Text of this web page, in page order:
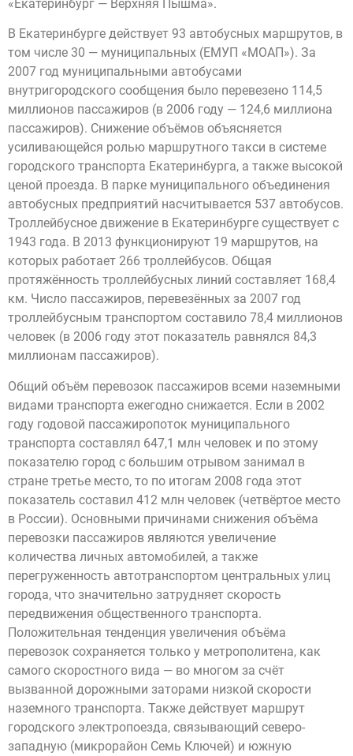
«Екатеринбург — Верхняя Пышма».
В Екатеринбурге действует 93 автобусных маршрутов, в
том числе 30 — муниципальных (ЕМУП «МОАП»). За
2007 год муниципальными автобусами
внутригородского сообщения было перевезено 114,5
миллионов пассажиров (в 2006 году — 124,6 миллиона
пассажиров). Снижение объёмов объясняется
усиливающейся ролью маршрутного такси в системе
городского транспорта Екатеринбурга, а также высокой
ценой проезда. В парке муниципального объединения
автобусных предприятий насчитывается 537 автобусов.
Троллейбусное движение в Екатеринбурге существует с
1943 года. В 2013 функционируют 19 маршрутов, на
которых работает 266 троллейбусов. Общая
протяжённость троллейбусных линий составляет 168,4
км. Число пассажиров, перевезённых за 2007 год
троллейбусным транспортом составило 78,4 миллионов
человек (в 2006 году этот показатель равнялся 84,3
миллионам пассажиров).
Общий объём перевозок пассажиров всеми наземными
видами транспорта ежегодно снижается. Если в 2002
году годовой пассажиропоток муниципального
транспорта составлял 647,1 млн человек и по этому
показателю город с большим отрывом занимал в
стране третье место, то по итогам 2008 года этот
показатель составил 412 млн человек (четвёртое место
в России). Основными причинами снижения объёма
перевозки пассажиров являются увеличение
количества личных автомобилей, а также
перегруженность автотранспортом центральных улиц
города, что значительно затрудняет скорость
передвижения общественного транспорта.
Положительная тенденция увеличения объёма
перевозок сохраняется только у метрополитена, как
самого скоростного вида — во многом за счёт
вызванной дорожными заторами низкой скорости
наземного транспорта. Также действует маршрут
городского электропоезда, связывающий северо-
западную (микрорайон Семь Ключей) и южную